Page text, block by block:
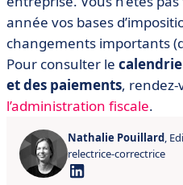
année vos bases
changements importants
Pour consulter le
et des paiements, rendez-
l’administration fiscale.
Nathalie Pouillard,
relectrice-correctrice